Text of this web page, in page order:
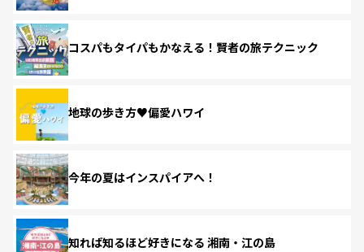
コスパもタイパもかなえる！賢者の旅テクニック
地球の歩き方♥偏愛ハワイ
今年の夏はインスパイアへ！
知れば知るほど好きになる 湘南・江の島